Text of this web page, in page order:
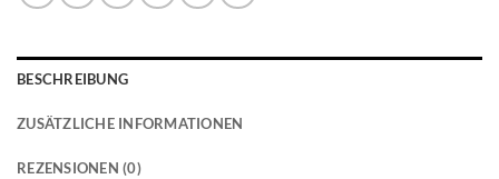
BESCHREIBUNG
ZUSÄTZLICHE INFORMATIONEN
REZENSIONEN (0)